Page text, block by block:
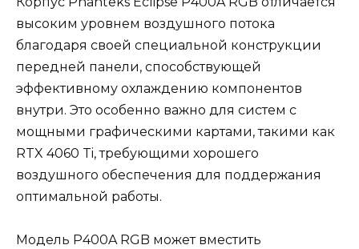
высоким уровнем воздушного потока
благодаря своей специальной конструкции
передней панели, способствующей
эффективному охлаждению компонентов
внутри. Это особенно важно для систем с
мощными графическими картами, такими как
RTX 4060 Ti, требующими хорошего
воздушного обеспечения для поддержания
оптимальной работы.
Модель P400A RGB может вместить